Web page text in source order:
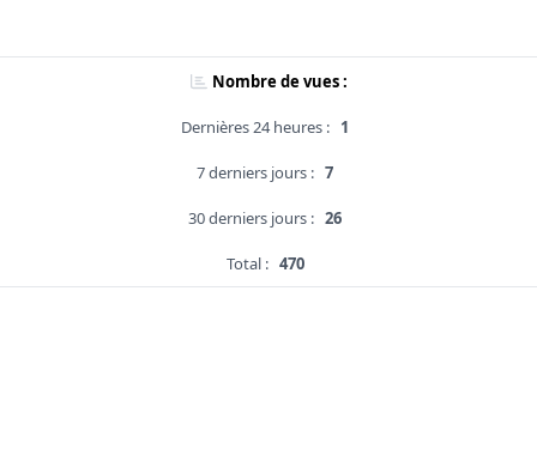
Nombre de vues :
Dernières 24 heures : 1
7 derniers jours : 7
30 derniers jours : 26
Total : 470